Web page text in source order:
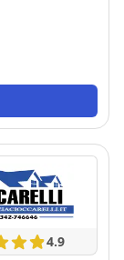
4.9